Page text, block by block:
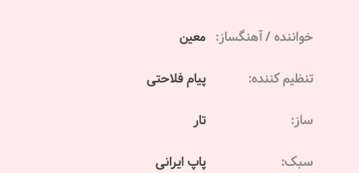
خواننده / آهنگساز: معین
تنظیم کننده: پیام فلاحتی
ساز: تار
سبک: پاپ ایرانی